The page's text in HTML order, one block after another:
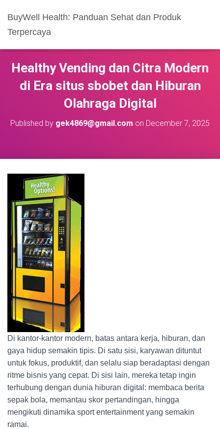
BuyWell Health: Panduan Sehat dan Produk
Terpercaya
Healthy Vending dan Citra Modern
di Era situs sbobet dan Hiburan
Olahraga Digital
Published by gek4869@gmail.com on December 7, 2025
Di kantor-kantor modern, batas antara kerja, hiburan, dan
gaya hidup semakin tipis. Di satu sisi, karyawan dituntut
untuk fokus, produktif, dan selalu siap beradaptasi dengan
ritme bisnis yang cepat. Di sisi lain, mereka tetap ingin
terhubung dengan dunia hiburan digital: membaca berita
sepak bola, memantau skor pertandingan, hingga
mengikuti dinamika sport entertainment yang semakin
ramai.